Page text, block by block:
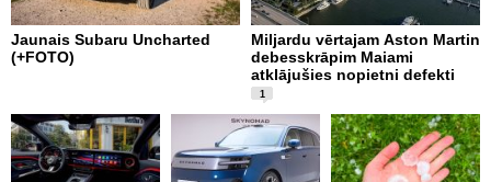
Jaunais Subaru Uncharted
(+FOTO)
Miljardu vērtajam Aston Martin
debesskrāpim Maiami
atklājušies nopietni defekti
1